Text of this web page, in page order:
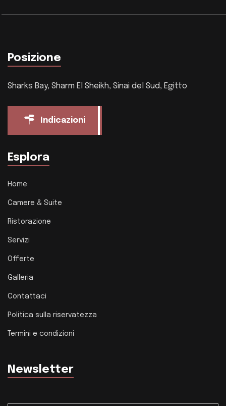
Posizione
Sharks Bay, Sharm El Sheikh, Sinai del Sud, Egitto
Indicazioni
Esplora
Home
Camere & Suite
Ristorazione
Servizi
Offerte
Galleria
Contattaci
Politica sulla riservatezza
Termini e condizioni
Newsletter